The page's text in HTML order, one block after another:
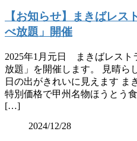
【お知らせ】まきばレス
べ放題」開催
2025年1月元日 まきばレスト
放題」を開催します。 見晴ら
日の出がきれいに見えます ま
特別価格で甲州名物ほうとう
[…]
2024/12/28